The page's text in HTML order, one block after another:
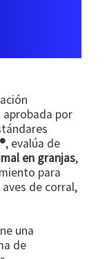
por
, evalúa de
en granjas,
para
de corral,
una
de